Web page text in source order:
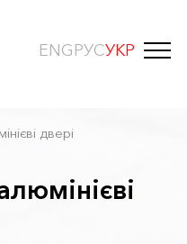
ENGРУСУКР
двері